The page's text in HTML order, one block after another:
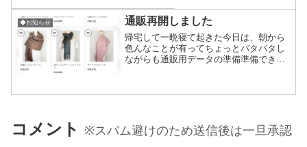
連もどんどん中止・延期になり、遂にオ
リンピックの延期にまで...
◆お知らせ 通販再開しました
帰宅して一晩寝て起きた今日は、朝から
色んなことが有ってちょっとバタバタし
ながらも通販用データの準備準備できた
が上がったのは23時になりました今期の
コメント ※スパム避けのため送信後は一旦承認